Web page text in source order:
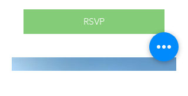
RSVP